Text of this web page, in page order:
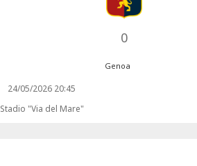
0
Genoa
24/05/2026 20:45
Stadio "Via del Mare"